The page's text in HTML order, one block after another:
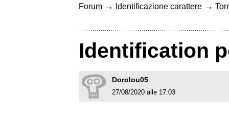
Forum → Identificazione carattere →
Identification
Dorolou05
27/08/2020 alle 17:03